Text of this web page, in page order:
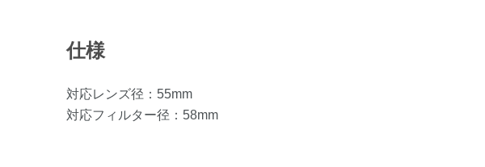
仕様
対応レンズ径：55mm
対応フィルター径：58mm